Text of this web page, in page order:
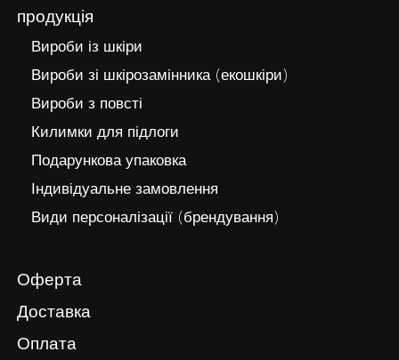
продукція
Вироби із шкіри
Вироби зі шкірозамінника (екошкіри)
Вироби з повсті
Килимки для підлоги
Подарункова упаковка
Індивідуальне замовлення
Види персоналізації (брендування)
Оферта
Доставка
Оплата